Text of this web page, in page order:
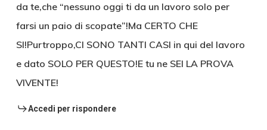
da te,che “nessuno oggi ti da un lavoro solo per
farsi un paio di scopate”!Ma CERTO CHE
SI!Purtroppo,CI SONO TANTI CASI in qui del lavoro
e dato SOLO PER QUESTO!E tu ne SEI LA PROVA
VIVENTE!
Accedi per rispondere